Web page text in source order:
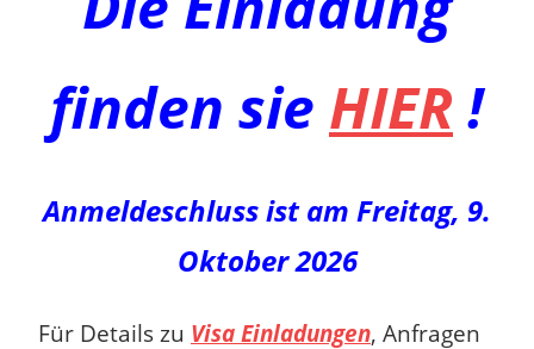
finden sie HIER !
Anmeldeschluss ist am Freitag, 9.
Oktober 2026
Für Details zu Visa Einladungen, Anfragen